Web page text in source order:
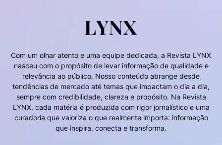
Com um olhar atento e uma equipe dedicada, a Revista LYNX
nasceu com o propósito de levar informação de qualidade e
relevância ao público. Nosso conteúdo abrange desde
tendências de mercado até temas que impactam o dia a dia,
sempre com credibilidade, clareza e propósito. Na Revista
LYNX, cada matéria é produzida com rigor jornalístico e uma
curadoria que valoriza o que realmente importa: informação
que inspira, conecta e transforma.